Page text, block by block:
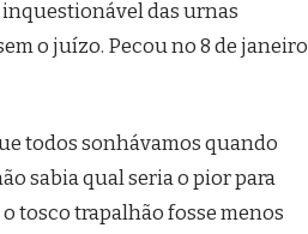
das urnas
o juízo. Pecou no 8 de janeiro
todos sonhávamos quando
sabia qual seria o pior para
tosco trapalhão fosse menos